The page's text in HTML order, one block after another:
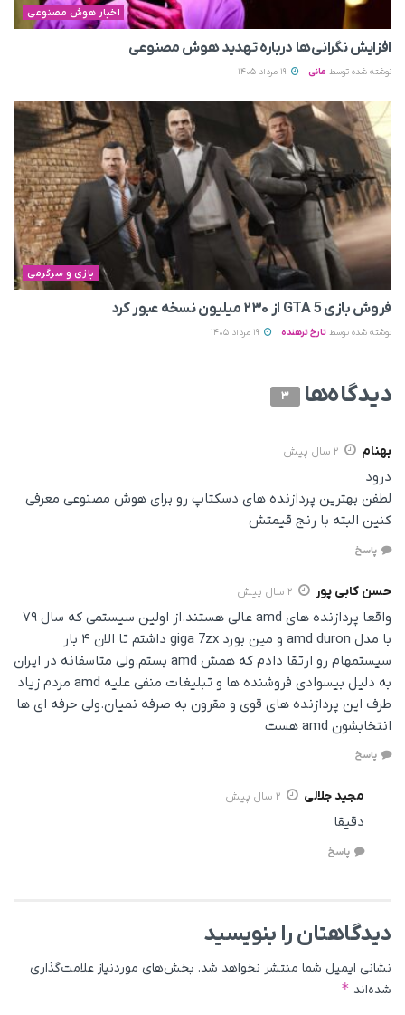
اخبار هوش مصنوعی
افزایش نگرانی‌ها درباره تهدید هوش مصنوعی
نوشته شده توسط مانی
بازی و سرگرمی
فروش بازی GTA 5 از ۲۳۰ میلیون نسخه عبور کرد
نوشته شده توسط تارخ ترهنده
دیدگاه‌ها 3
بهنام 2 سال پیش
درود
لطفن بهترین پردازنده های دسکتاپ رو برای هوش مصنوعی معرفی
کنین البته با رنج قیمتش
پاسخ
حسن کابی پور 2 سال پیش
واقعا پردازنده های amd عالی هستند.از اولین سیستمی که سال ۷۹
با مدل amd duron و مین بورد giga 7zx داشتم تا الان ۴ بار
سیستمهام رو ارتقا دادم که همش amd بستم.ولی متاسفانه در ایران
به دلیل بیسوادی فروشنده ها و تبلیغات منفی علیه amd مردم زیاد
طرف این پردازنده های قوی و مقرون به صرفه نمیان.ولی حرفه ای ها
انتخابشون amd هست
پاسخ
مجید جلالی 2 سال پیش
دقیقا
پاسخ
دیدگاهتان را بنویسید
نشانی ایمیل شما منتشر نخواهد شد. بخش‌های موردنیاز علامت‌گذاری
شده‌اند *